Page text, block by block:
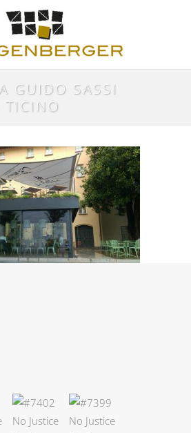
GUIDO SASSI
TICINO